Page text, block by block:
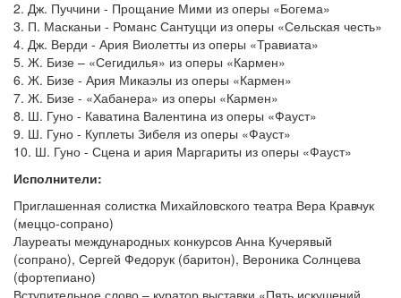
2. Дж. Пуччини - Прощание Мими из оперы «Богема»
3. П. Масканьи - Романс Сантуцци из оперы «Сельская честь»
4. Дж. Верди - Ария Виолетты из оперы «Травиата»
5. Ж. Бизе – «Сегидилья» из оперы «Кармен»
6. Ж. Бизе - Ария Микаэлы из оперы «Кармен»
7. Ж. Бизе - «Хабанера» из оперы «Кармен»
8. Ш. Гуно - Каватина Валентина из оперы «Фауст»
9. Ш. Гуно - Куплеты Зибеля из оперы «Фауст»
10. Ш. Гуно - Сцена и ария Маргариты из оперы «Фауст»
Исполнители:
Приглашенная солистка Михайловского театра Вера Кравчук
(меццо-сопрано)
Лауреаты международных конкурсов Анна Кучерявый
(сопрано), Сергей Федорук (баритон), Вероника Солнцева
(фортепиано)
Вступительное слово – куратор выставки «Пять искушений